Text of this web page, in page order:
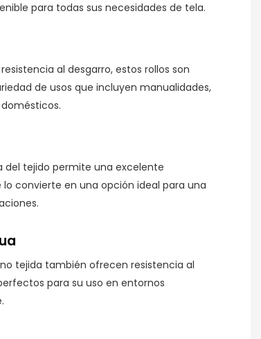
para todas sus necesidades de tela.
al desgarro, estos rollos son
de usos que incluyen manualidades,
del tejido permite una excelente
lo convierte en una opción ideal para una
tejida también ofrecen resistencia al
para su uso en entornos